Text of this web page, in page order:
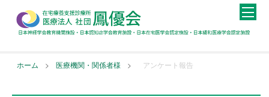
ホーム > 医療機関・関係者様 > アンケート報告